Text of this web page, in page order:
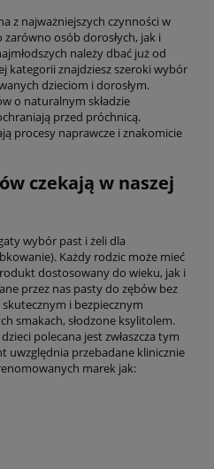
z najważniejszych czynności w
osób dorosłych, jak i
należy dbać już od
kategorii znajdziesz szeroki wybór
dzieciom i dorosłym.
o naturalnym składzie
przed próchnicą.
procesy naprawcze i znakomicie
czekają w naszej
wybór past i żeli dla
Każdy rodzic może mieć
dostosowany do wieku, jak i
przez nas pasty do zębów bez
i bezpiecznym
smakach, słodzone ksylitolem.
polecana jest zwłaszcza tym
uwzględnia przebadane klinicznie
marek jak: